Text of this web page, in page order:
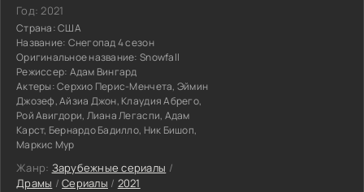
Год:2021
Страна:США
Название: Снегопад 4 сезон
Оригинальное название: Snowfall
Режиссер: Адам Вингард
Актеры:Серхио Перис-Менчета, Эймин
Джозеф, Айзиа Джон, Клаудия Абрего,
Рой Авигдори, Лиана Легаспи, Адам
Карст, Бернардо Бадилло, Ник Бишоп,
Маркис Мур
Жанр: Зарубежные сериалы /
Драмы /Сериалы / 2021